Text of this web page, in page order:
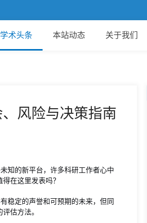
学术头条 本站动态 关于我们
风险与决策指南
知的新平台，许多科研工作者心中
在这里发表吗？
稳定的声誉和可预期的未来，但同
估方法。